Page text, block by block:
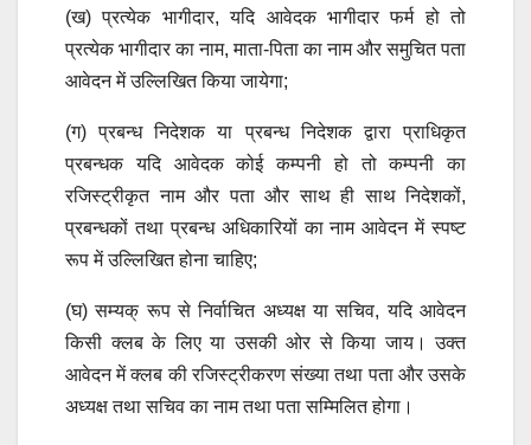
(ख) प्रत्येक भागीदार, यदि आवेदक भागीदार फर्म हो तो
प्रत्येक भागीदार का नाम, माता-पिता का नाम और समुचित पता
आवेदन में उल्लिखित किया जायेगा;
(ग) प्रबन्ध निदेशक या प्रबन्ध निदेशक द्वारा प्राधिकृत
प्रबन्धक यदि आवेदक कोई कम्पनी हो तो कम्पनी का
रजिस्ट्रीकृत नाम और पता और साथ ही साथ निदेशकों,
प्रबन्धकों तथा प्रबन्ध अधिकारियों का नाम आवेदन में स्पष्ट
रूप में उल्लिखित होना चाहिए;
(घ) सम्यक् रूप से निर्वाचित अध्यक्ष या सचिव, यदि आवेदन
किसी क्लब के लिए या उसकी ओर से किया जाय। उक्त
आवेदन में क्लब की रजिस्ट्रीकरण संख्या तथा पता और उसके
अध्यक्ष तथा सचिव का नाम तथा पता सम्मिलित होगा।